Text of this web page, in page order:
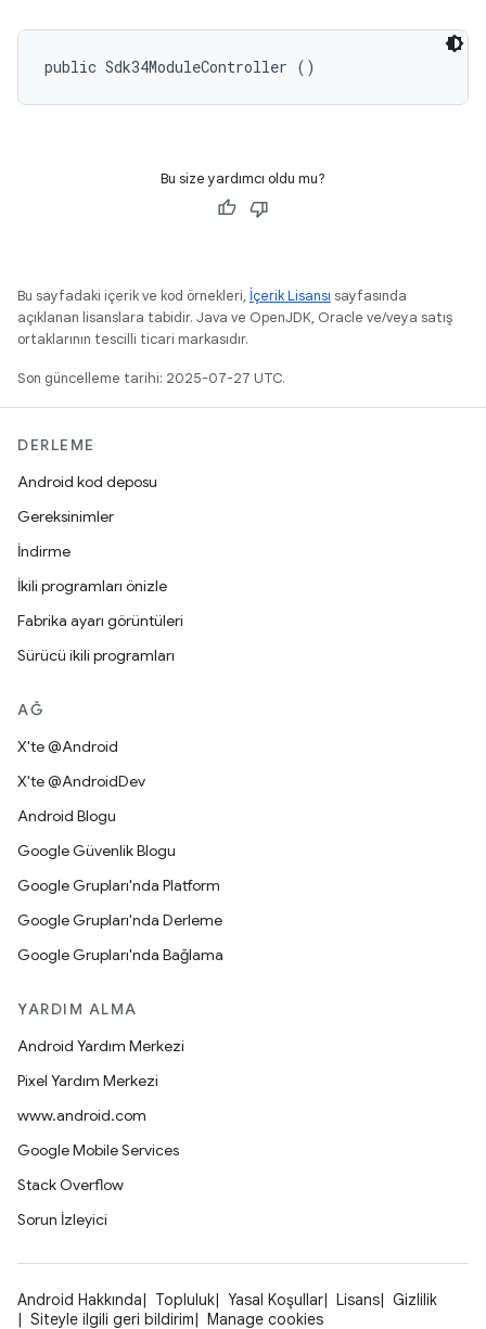
public Sdk34ModuleController ()
Bu size yardımcı oldu mu?
Bu sayfadaki içerik ve kod örnekleri, İçerik Lisansı sayfasında
açıklanan lisanslara tabidir. Java ve OpenJDK, Oracle ve/veya satış
ortaklarının tescilli ticari markasıdır.
Son güncelleme tarihi: 2025-07-27 UTC.
DERLEME
Android kod deposu
Gereksinimler
İndirme
İkili programları önizle
Fabrika ayarı görüntüleri
Sürücü ikili programları
AĞ
X'te @Android
X'te @AndroidDev
Android Blogu
Google Güvenlik Blogu
Google Grupları'nda Platform
Google Grupları'nda Derleme
Google Grupları'nda Bağlama
YARDIM ALMA
Android Yardım Merkezi
Pixel Yardım Merkezi
www.android.com
Google Mobile Services
Stack Overflow
Sorun İzleyici
Android Hakkında Topluluk Yasal Koşullar Lisans
Gizlilik
Siteyle ilgili geri bildirim
Manage cookies